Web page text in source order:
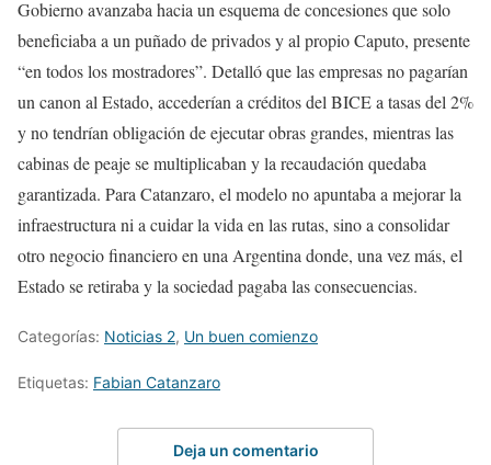
Gobierno avanzaba hacia un esquema de concesiones que solo
beneficiaba a un puñado de privados y al propio Caputo, presente
“en todos los mostradores”. Detalló que las empresas no pagarían
un canon al Estado, accederían a créditos del BICE a tasas del 2%
y no tendrían obligación de ejecutar obras grandes, mientras las
cabinas de peaje se multiplicaban y la recaudación quedaba
garantizada. Para Catanzaro, el modelo no apuntaba a mejorar la
infraestructura ni a cuidar la vida en las rutas, sino a consolidar
otro negocio financiero en una Argentina donde, una vez más, el
Estado se retiraba y la sociedad pagaba las consecuencias.
Categorías: Noticias 2, Un buen comienzo
Etiquetas: Fabian Catanzaro
Deja un comentario